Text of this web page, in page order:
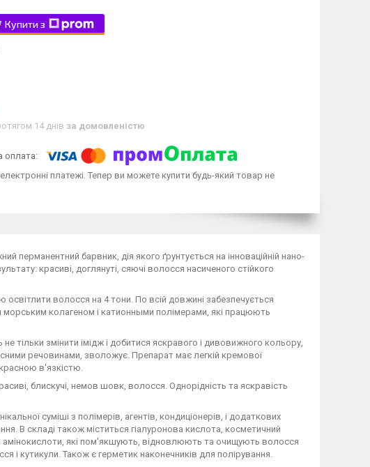
Купити з
14 днів за домовленістю
електронні платежі. Тепер ви можете купити будь-який товар не
перманентний барвник, дія якого ґрунтується на інноваційній нано-
красиві, доглянуті, сяючі волосся насиченого стійкого
волосся на 4 тони. По всій довжині забезпечується
колагеном і катионными полімерами, які працюють
тільки змінити імідж і добитися яскравого і дивовижного кольору,
речовинами, зволожує. Препарат має легкій кремової
в'язкістю.
блискучі, немов шовк, волосся. Однорідність та яскравість
суміші з полімерів, агентів, кондиціонерів, і додаткових
В складі також міститься гіалуронова кислота, косметичний
амінокислоти, які пом'якшують, відновлюють та очищують волосся
і кутикули. Також є герметик наконечників для полірування.